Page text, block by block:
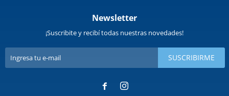
Newsletter
¡Suscribite y recibí todas nuestras novedades!
SUSCRIBIRME
 